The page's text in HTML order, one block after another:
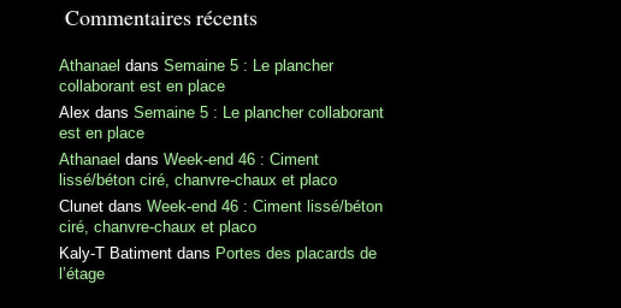
Commentaires récents
Athanael dans Semaine 5 : Le plancher
collaborant est en place
Alex dans Semaine 5 : Le plancher collaborant
est en place
Athanael dans Week-end 46 : Ciment
lissé/béton ciré, chanvre-chaux et placo
Clunet dans Week-end 46 : Ciment lissé/béton
ciré, chanvre-chaux et placo
Kaly-T Batiment dans Portes des placards de
l’étage